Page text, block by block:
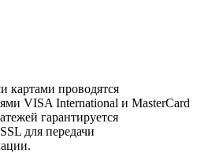
картами проводятся
VISA International и MasterCard
гарантируется
для передачи